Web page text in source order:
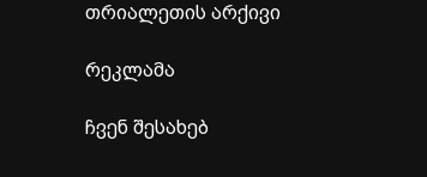
თრიალეთის არქივი
რეკლამა
ჩვენ შესახებ